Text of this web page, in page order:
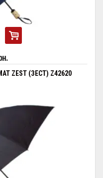
ZEST (ЗЕСТ) Z42620